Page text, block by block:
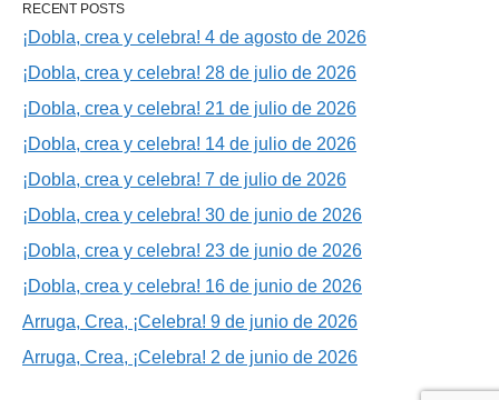
RECENT POSTS
¡Dobla, crea y celebra! 4 de agosto de 2026
¡Dobla, crea y celebra! 28 de julio de 2026
¡Dobla, crea y celebra! 21 de julio de 2026
¡Dobla, crea y celebra! 14 de julio de 2026
¡Dobla, crea y celebra! 7 de julio de 2026
¡Dobla, crea y celebra! 30 de junio de 2026
¡Dobla, crea y celebra! 23 de junio de 2026
¡Dobla, crea y celebra! 16 de junio de 2026
Arruga, Crea, ¡Celebra! 9 de junio de 2026
Arruga, Crea, ¡Celebra! 2 de junio de 2026